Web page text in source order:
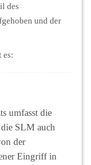
des
und der
es:
umfasst die
SLM auch
der
Eingriff in